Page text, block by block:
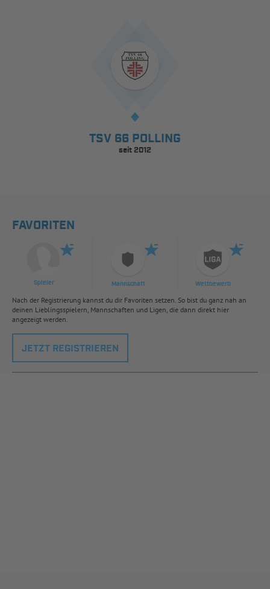
TSV 66 POLLING
seit 2012
FAVORITEN
Spieler Mannschaft Wettbewerb
Nach der Registrierung kannst du dir Favoriten setzen. So bist du ganz nah an
deinen Lieblingsspielern, Mannschaften und Ligen, die dann direkt hier
angezeigt werden.
JETZT REGISTRIEREN